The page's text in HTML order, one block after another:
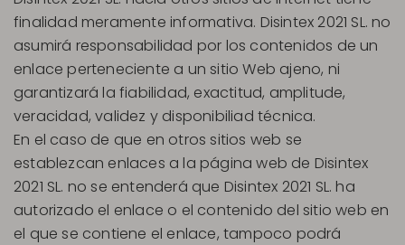
finalidad meramente informativa. Disintex 2021 SL. no
asumirá responsabilidad por los contenidos de un
enlace perteneciente a un sitio Web ajeno, ni
garantizará la fiabilidad, exactitud, amplitude,
veracidad, validez y disponibiliad técnica.
En el caso de que en otros sitios web se
establezcan enlaces a la página web de Disintex
2021 SL. no se entenderá que Disintex 2021 SL. ha
autorizado el enlace o el contenido del sitio web en
el que se contiene el enlace, tampoco podrá